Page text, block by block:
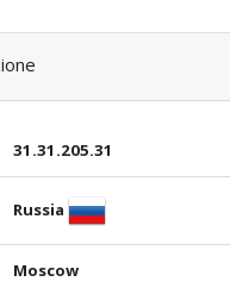
31.31.205.31
Russia
Moscow